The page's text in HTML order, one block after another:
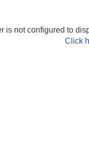
is not configured to
Click